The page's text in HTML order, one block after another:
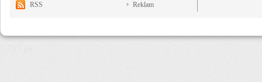
RSS
Reklam